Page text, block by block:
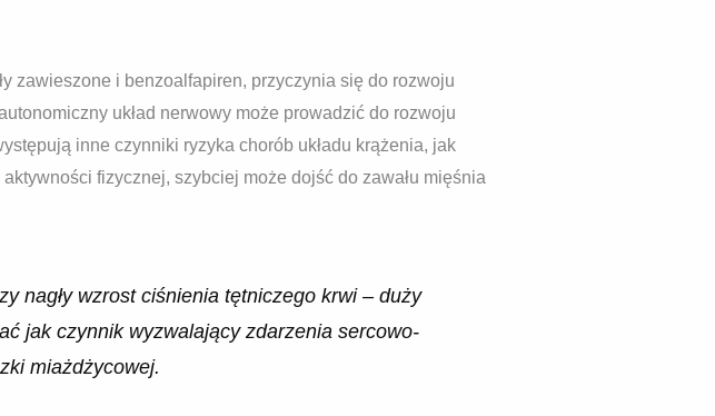
zawieszone i benzoalfapiren, przyczynia się do rozwoju
układ nerwowy może prowadzić do rozwoju
inne czynniki ryzyka chorób układu krążenia, jak
fizycznej, szybciej może dojść do zawału mięśnia
nagły wzrost ciśnienia tętniczego krwi – duży
jak czynnik wyzwalający zdarzenia sercowo-
miażdżycowej.